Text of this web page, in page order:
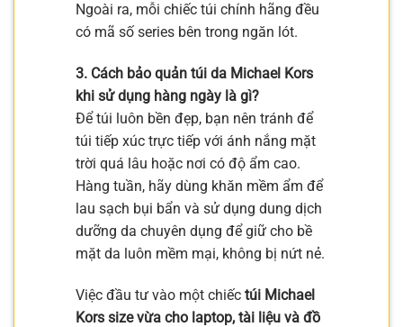
Ngoài ra, mỗi chiếc túi chính hãng đều
có mã số series bên trong ngăn lót.
3. Cách bảo quản túi da Michael Kors
khi sử dụng hàng ngày là gì?
Để túi luôn bền đẹp, bạn nên tránh để
túi tiếp xúc trực tiếp với ánh nắng mặt
trời quá lâu hoặc nơi có độ ẩm cao.
Hàng tuần, hãy dùng khăn mềm ẩm để
lau sạch bụi bẩn và sử dụng dung dịch
dưỡng da chuyên dụng để giữ cho bề
mặt da luôn mềm mại, không bị nứt nẻ.
Việc đầu tư vào một chiếc túi Michael
Kors size vừa cho laptop, tài liệu và đồ